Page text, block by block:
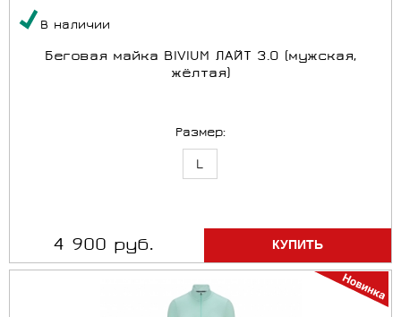
В наличии
Беговая майка BIVIUM ЛАЙТ 3.0 (мужская,
жёлтая)
Размер:
L
4 900 руб.